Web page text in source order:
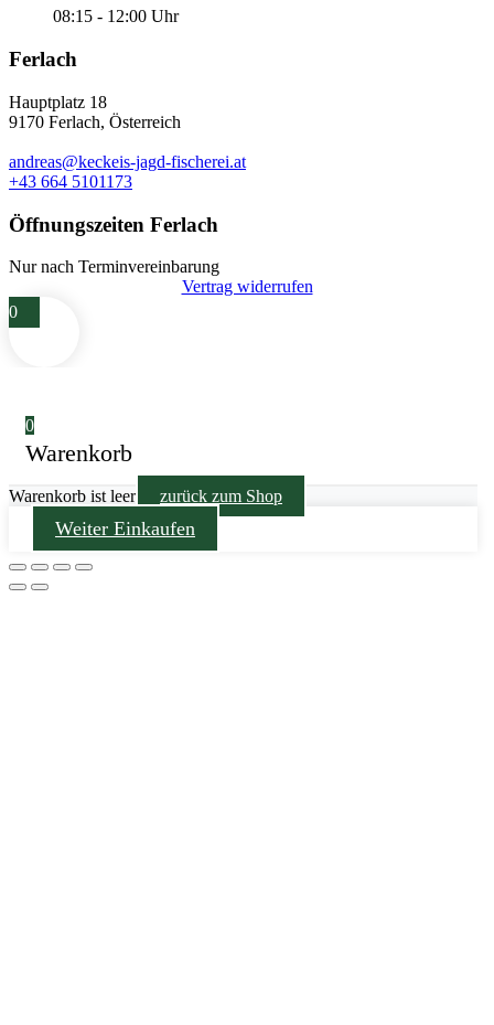
08:15 - 12:00 Uhr
Ferlach
Hauptplatz 18
9170 Ferlach, Österreich
andreas@keckeis-jagd-fischerei.at
+43 664 5101173
Öffnungszeiten Ferlach
Nur nach Terminvereinbarung
Vertrag widerrufen
0
0
Warenkorb
Warenkorb ist leer zurück zum Shop
Weiter Einkaufen